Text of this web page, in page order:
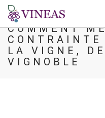
ΣΠΊΤΙ
ΓΙΑ ΤΗ VINEAS
COMMENT
CONTRAINTE
LA VIGNE,
VIGNOBLE